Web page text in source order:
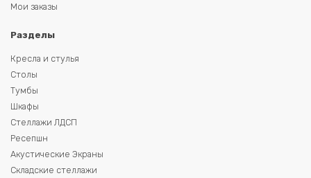
Мои заказы
Разделы
Кресла и стулья
Столы
Тумбы
Шкафы
Стеллажи ЛДСП
Ресепшн
Акустические Экраны
Складские стеллажи